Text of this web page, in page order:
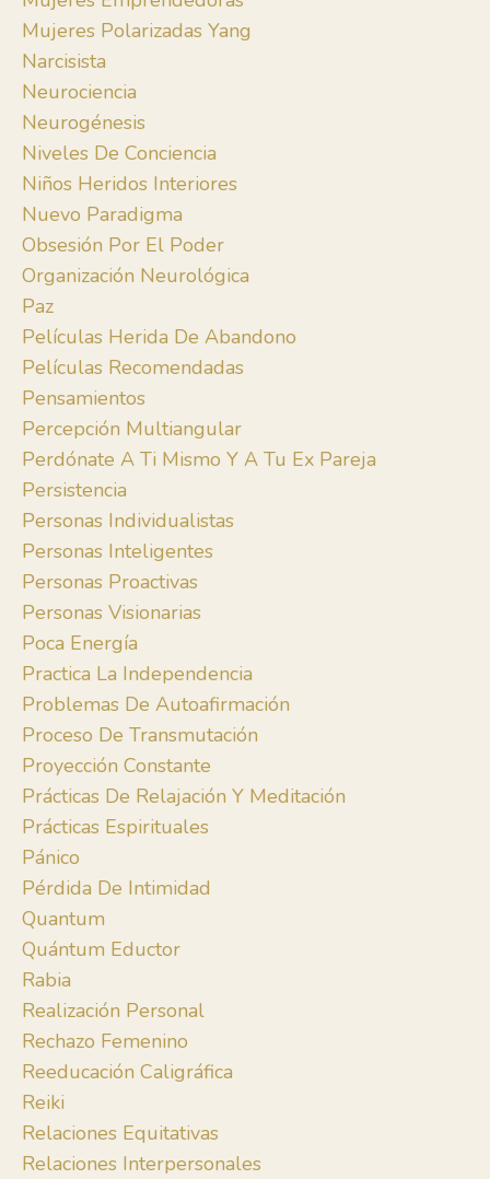
Mujeres Polarizadas Yang
Narcisista
Neurociencia
Neurogénesis
Niveles De Conciencia
Niños Heridos Interiores
Nuevo Paradigma
Obsesión Por El Poder
Organización Neurológica
Paz
Películas Herida De Abandono
Películas Recomendadas
Pensamientos
Percepción Multiangular
Perdónate A Ti Mismo Y A Tu Ex Pareja
Persistencia
Personas Individualistas
Personas Inteligentes
Personas Proactivas
Personas Visionarias
Poca Energía
Practica La Independencia
Problemas De Autoafirmación
Proceso De Transmutación
Proyección Constante
Prácticas De Relajación Y Meditación
Prácticas Espirituales
Pánico
Pérdida De Intimidad
Quantum
Quántum Eductor
Rabia
Realización Personal
Rechazo Femenino
Reeducación Caligráfica
Reiki
Relaciones Equitativas
Relaciones Interpersonales